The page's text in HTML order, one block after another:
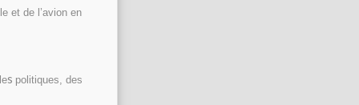
et de l’avion en
s politiques, des